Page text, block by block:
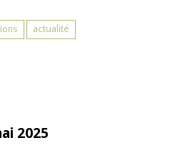
actualité
2025